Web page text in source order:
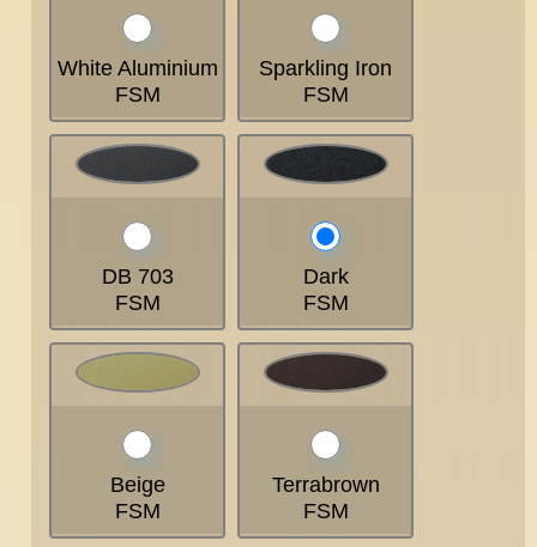
White Aluminium
FSM
Sparkling Iron
FSM
DB 703
FSM
Dark
FSM
Beige
FSM
Terrabrown
FSM